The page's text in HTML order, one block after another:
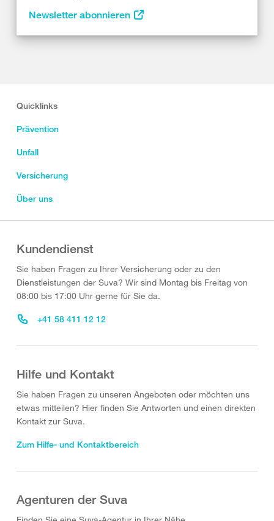
Newsletter abonnieren
Quicklinks
Prävention
Unfall
Versicherung
Über uns
Kundendienst
Sie haben Fragen zu Ihrer Versicherung oder zu den
Dienstleistungen der Suva? Wir sind Montag bis Freitag von
08:00 bis 17:00 Uhr gerne für Sie da.
+41 58 411 12 12
Hilfe und Kontakt
Sie haben Fragen zu unseren Angeboten oder möchten uns
etwas mitteilen? Hier finden Sie Antworten und einen direkten
Kontakt zur Suva.
Zum Hilfe- und Kontaktbereich
Agenturen der Suva